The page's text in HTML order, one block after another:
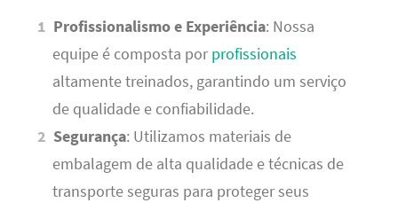
Profissionalismo e Experiência: Nossa
equipe é composta por profissionais
altamente treinados, garantindo um serviço
de qualidade e confiabilidade.
Segurança: Utilizamos materiais de
embalagem de alta qualidade e técnicas de
transporte seguras para proteger seus